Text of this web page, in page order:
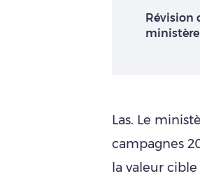
Révision
Las. Le
campagnes
la valeur